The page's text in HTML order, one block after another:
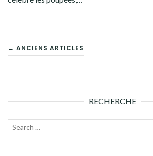
NAVIGATION
← ANCIENS ARTICLES
RECHERCHE
Recherche